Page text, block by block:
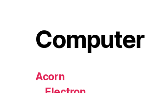
Computer
Acorn